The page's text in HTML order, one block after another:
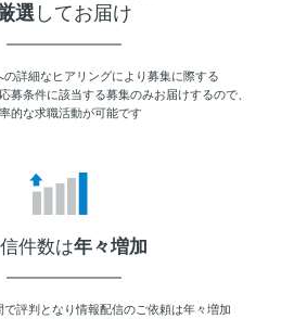
選 してお届け
の詳細なヒアリングにより募集に際する
募条件に該当する募集のみお届けするので、
的な求職活動が可能です
件数は年々増加
評判となり情報配信のご依頼は年々増加